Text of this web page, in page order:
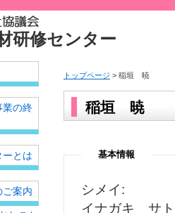
研修センター
トップページ > 稲垣 暁
稲垣 暁
基本情報
シメイ:
イナガキ サ
業の終
ーとは
案内